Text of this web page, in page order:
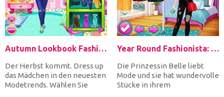
Autumn Lookbook Fashion
Der Herbst kommt. Dress up
das Mädchen in den neuesten
Modetrends. Wählen Sie
Year Round Fashionista: Belle
Die Prinzessin Belle liebt
Mode und sie hat wundervolle
Stücke in ihrem